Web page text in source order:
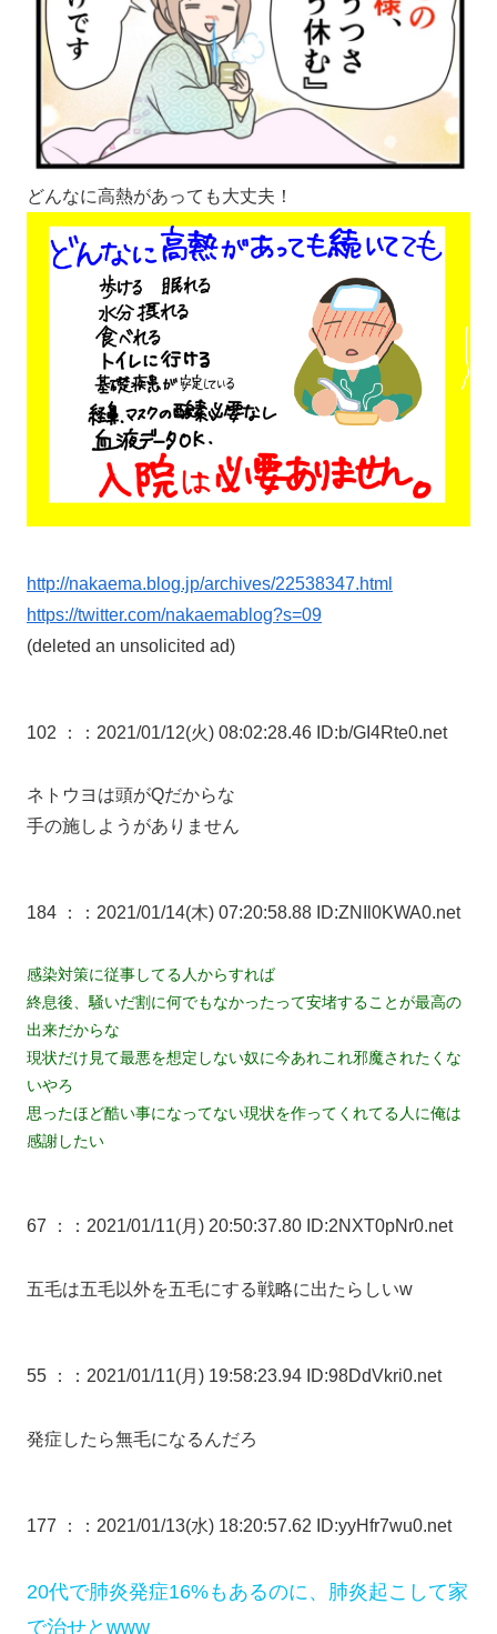
どんなに高熱があっても大丈夫！
http://nakaema.blog.jp/archives/22538347.html
https://twitter.com/nakaemablog?s=09
(deleted an unsolicited ad)
102 ： ：2021/01/12(火) 08:02:28.46 ID:b/GI4Rte0.net
ネトウヨは頭がQだからな
手の施しようがありません
184 ： ：2021/01/14(木) 07:20:58.88 ID:ZNIl0KWA0.net
感染対策に従事してる人からすれば
終息後、騒いだ割に何でもなかったって安堵することが最高の
出来だからな
現状だけ見て最悪を想定しない奴に今あれこれ邪魔されたくな
いやろ
思ったほど酷い事になってない現状を作ってくれてる人に俺は
感謝したい
67 ： ：2021/01/11(月) 20:50:37.80 ID:2NXT0pNr0.net
五毛は五毛以外を五毛にする戦略に出たらしいw
55 ： ：2021/01/11(月) 19:58:23.94 ID:98DdVkri0.net
発症したら無毛になるんだろ
177 ： ：2021/01/13(水) 18:20:57.62 ID:yyHfr7wu0.net
20代で肺炎発症16%もあるのに、肺炎起こして家
で治せとwww